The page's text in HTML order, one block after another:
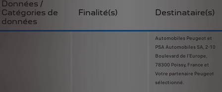
Données /
Catégories de
données
Finalité(s) Destinataire(s)
Automobiles Peugeot et
PSA Automobiles SA, 2-10
Boulevard de l’Europe,
78300 Poissy, France et
Votre partenaire Peugeot
sélectionné.